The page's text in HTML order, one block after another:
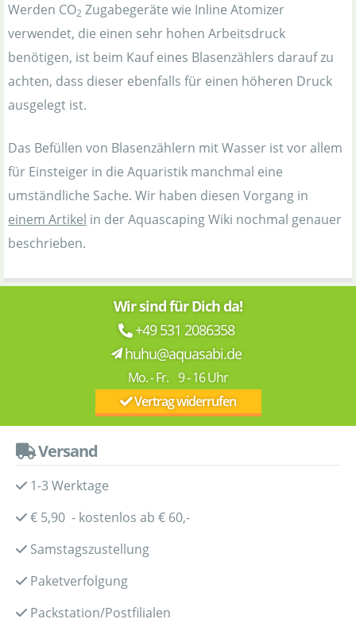
Werden CO2 Zugabegeräte wie Inline Atomizer
verwendet, die einen sehr hohen Arbeitsdruck
benötigen, ist beim Kauf eines Blasenzählers darauf zu
achten, dass dieser ebenfalls für einen höheren Druck
ausgelegt ist.
Das Befüllen von Blasenzählern mit Wasser ist vor allem
für Einsteiger in die Aquaristik manchmal eine
umständliche Sache. Wir haben diesen Vorgang in
einem Artikel in der Aquascaping Wiki nochmal genauer
beschrieben.
Wir sind für Dich da!
+49 531 2086358
huhu@aquasabi.de
Mo. - Fr. 9 - 16 Uhr
Vertrag widerrufen
Versand
1-3 Werktage
€ 5,90 - kostenlos ab € 60,-
Samstagszustellung
Paketverfolgung
Packstation/Postfilialen